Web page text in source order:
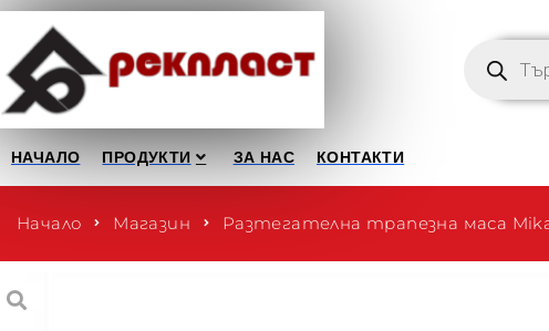
НАЧАЛО ПРОДУКТИ ЗА НАС КОНТАКТИ
Начало Магазин Разтегателна трапезна маса